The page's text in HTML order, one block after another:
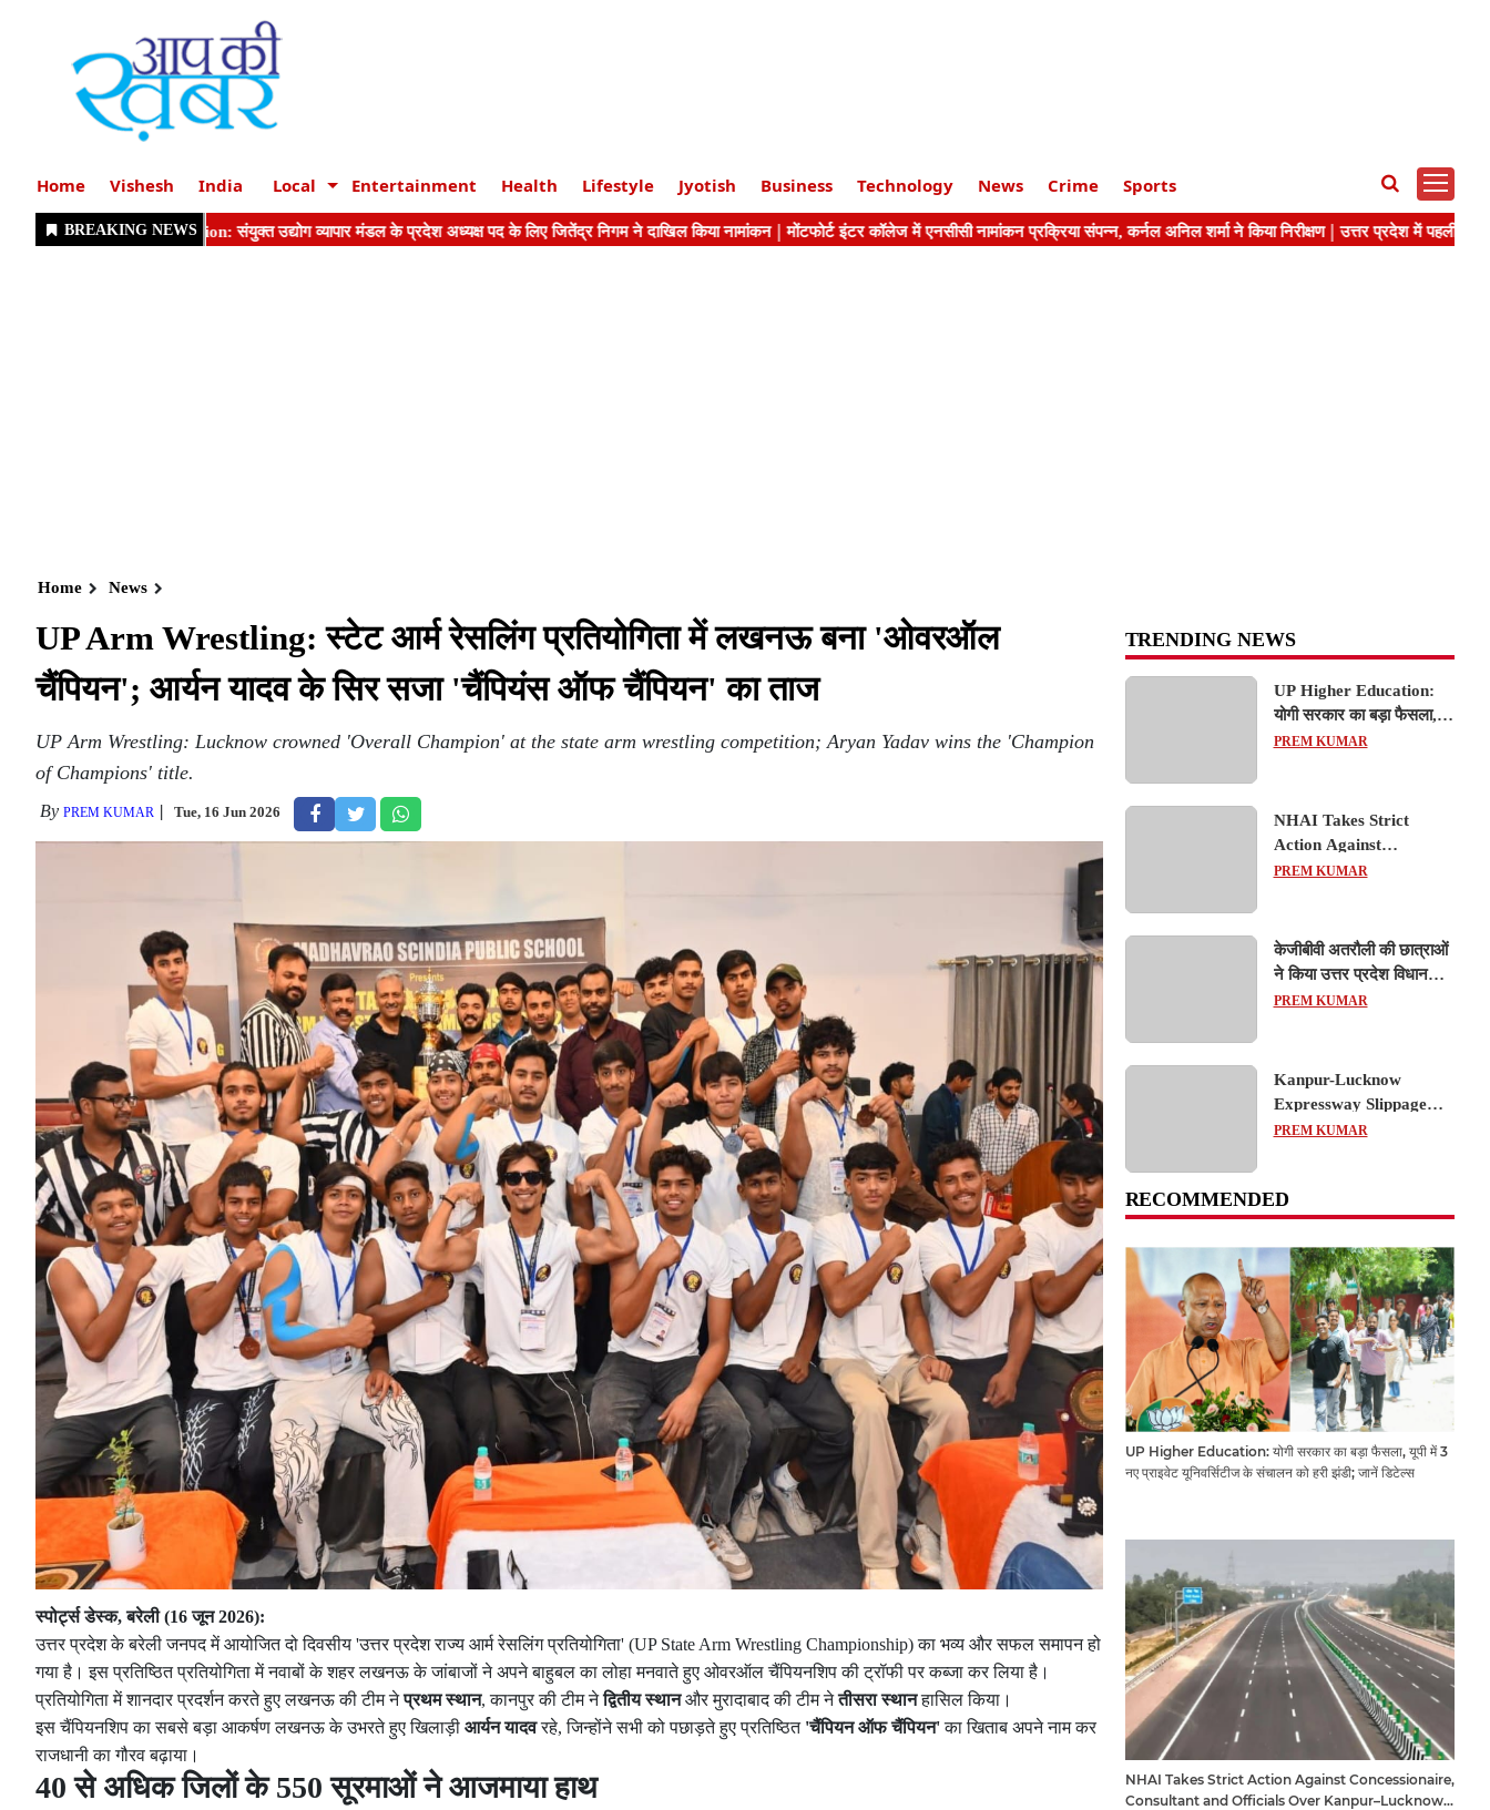
Home Vishesh India Local Entertainment Health Lifestyle Jyotish Business Technology News Crime Sports
Home News
UP Arm Wrestling: स्टेट आर्म रेसलिंग प्रतियोगिता में लखनऊ बना 'ओवरऑल
चैंपियन'; आर्यन यादव के सिर सजा 'चैंपियंस ऑफ चैंपियन' का ताज
UP Arm Wrestling: Lucknow crowned 'Overall Champion' at the state arm wrestling competition; Aryan Yadav wins the 'Champion
of Champions' title.
By PREM KUMAR Tue, 16 Jun 2026
स्पोर्ट्स डेस्क, बरेली (16 जून 2026):
उत्तर प्रदेश के बरेली जनपद में आयोजित दो दिवसीय 'उत्तर प्रदेश राज्य आर्म रेसलिंग प्रतियोगिता' (UP State Arm Wrestling Championship) का भव्य और सफल समापन हो
गया है। इस प्रतिष्ठित प्रतियोगिता में नवाबों के शहर लखनऊ के जांबाजों ने अपने बाहुबल का लोहा मनवाते हुए ओवरऑल चैंपियनशिप की ट्रॉफी पर कब्जा कर लिया है।
प्रतियोगिता में शानदार प्रदर्शन करते हुए लखनऊ की टीम नेप्रथम स्थान, कानपुर की टीम नेद्वितीय स्थानऔर मुरादाबाद की टीम नेतीसरा स्थानहासिल किया।
इस चैंपियनशिप का सबसे बड़ा आकर्षण लखनऊ के उभरते हुए खिलाड़ी आर्यन यादवरहे, जिन्होंने सभी को पछाड़ते हुए प्रतिष्ठित 'चैंपियन ऑफ चैंपियन'का खिताब अपने नाम कर
राजधानी का गौरव बढ़ाया।
40 से अधिक जिलों के 550 सूरमाओं ने आजमाया हाथ
TRENDING NEWS
UP Higher Education:
योगी सरकार का बड़ा फैसला,
यूपी में 3 नए प्राइवेट
PREM KUMAR
NHAI Takes Strict
Action Against
Concessionaire,
Expressway Issues
PREM KUMAR
केजीबीवी अतरौली की छात्राओं
ने किया उत्तर प्रदेश विधानसभा
का शैक्षिक भ्रमण, लोकतांत्रिक
PREM KUMAR
Kanpur-Lucknow
Expressway Slippage
Action: कानपुर-लखनऊ
और कंपनियों पर गिरी गाज,
PREM KUMAR
RECOMMENDED
UP Higher Education: योगी सरकार का बड़ा फैसला, यूपी में 3
नए प्राइवेट यूनिवर्सिटीज के संचालन को हरी झंडी; जानें डिटेल्स
NHAI Takes Strict Action Against Concessionaire,
Consultant and Officials Over Kanpur–Lucknow